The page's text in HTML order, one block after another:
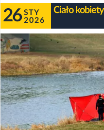
26 STY
2026
Ciało